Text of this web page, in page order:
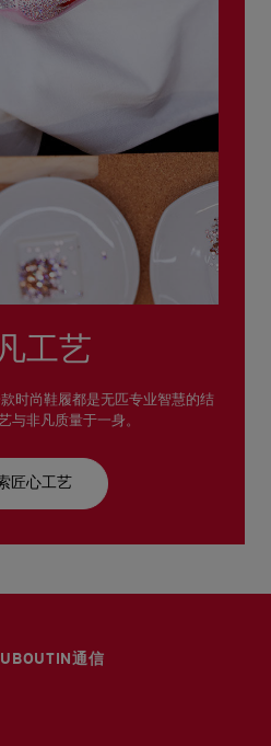
工艺
时尚鞋履都是无匹专业智慧的结
与非凡质量于一身。
匠心工艺
通信